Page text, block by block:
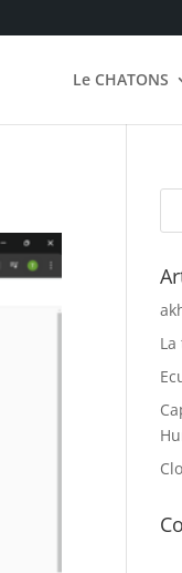
Le CHATONS